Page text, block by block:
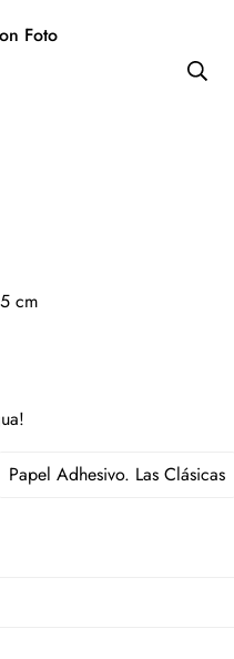
Foto
cm
Papel Adhesivo. Las Clásicas